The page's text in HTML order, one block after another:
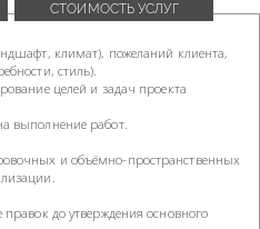
СТОИМОСТЬ УСЛУГ
климат), пожеланий клиента,
стиль).
целей и задач проекта
выполнение работ.
и объёмно-пространственных
до утверждения основного